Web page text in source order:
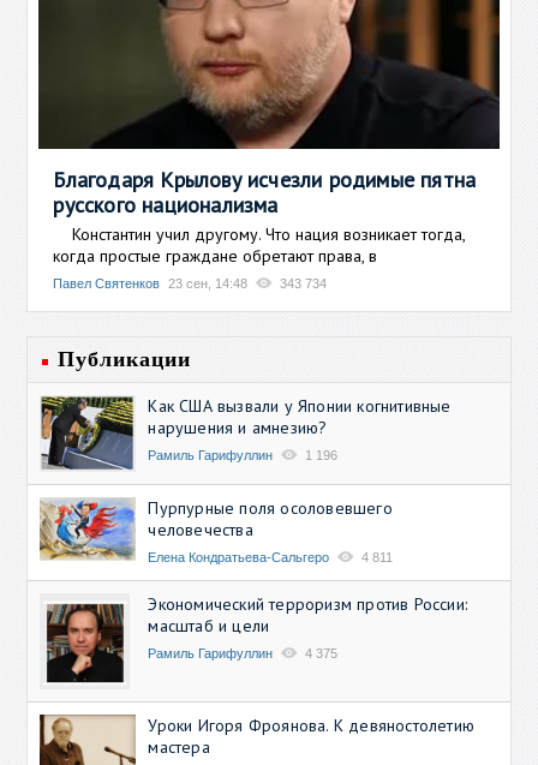
Благодаря Крылову исчезли родимые пятна
русского национализма
Константин учил другому. Что нация возникает тогда,
когда простые граждане обретают права, в
Павел Святенков 23 сен, 14:48 343 734
Публикации
Как США вызвали у Японии когнитивные
нарушения и амнезию?
Рамиль Гарифуллин 1 196
Пурпурные поля осоловевшего
человечества
Елена Кондратьева-Сальгеро 4 811
Экономический терроризм против России:
масштаб и цели
Рамиль Гарифуллин 4 375
Уроки Игоря Фроянова. К девяностолетию
мастера